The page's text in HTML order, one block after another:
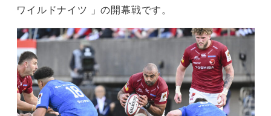
ワイルドナイツ 」の開幕戦です。